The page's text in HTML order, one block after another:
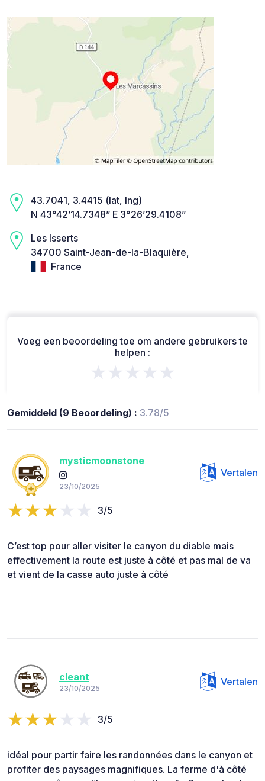
43.7041, 3.4415 (lat, lng)
N 43°42’14.7348” E 3°26’29.4108”
Les Isserts
34700 Saint-Jean-de-la-Blaquière,
France
Voeg een beoordeling toe om andere gebruikers te
helpen :
★★★★★
Gemiddeld (9 Beoordeling) : 3.78/5
mysticmoonstone
23/10/2025
Vertalen
3/5
C’est top pour aller visiter le canyon du diable mais
effectivement la route est juste à côté et pas mal de va
et vient de la casse auto juste à côté
cleant
23/10/2025
Vertalen
3/5
idéal pour partir faire les randonnées dans le canyon et
profiter des paysages magnifiques. La ferme d'à côté